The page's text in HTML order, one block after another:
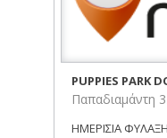
PUPPIES
Παπαδιαμάντη
ΗΜΕΡΙΣΙΑ